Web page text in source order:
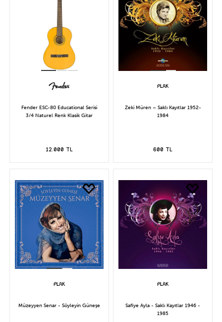
Fender ESC-80 Educational Serisi
3/4 Naturel Renk Klasik Gitar
12.000 TL
Zeki Müren – Saklı Kayıtlar 1952-
1984
600 TL
Müzeyyen Senar - Söyleyin Güneşe
Safiye Ayla - Saklı Kayıtlar 1946 -
1985